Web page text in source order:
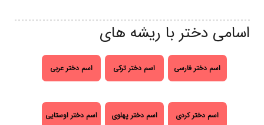
اسامی دختر با ریشه های
اسم دختر فارسی اسم دختر ترکی اسم دختر عربی
اسم دختر کردی اسم دختر پهلوی اسم دختر اوستایی